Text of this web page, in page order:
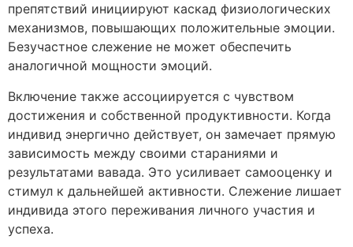
препятствий инициируют каскад физиологических
механизмов, повышающих положительные эмоции.
Безучастное слежение не может обеспечить
аналогичной мощности эмоций.
Включение также ассоциируется с чувством
достижения и собственной продуктивности. Когда
индивид энергично действует, он замечает прямую
зависимость между своими стараниями и
результатами вавада. Это усиливает самооценку и
стимул к дальнейшей активности. Слежение лишает
индивида этого переживания личного участия и
успеха.